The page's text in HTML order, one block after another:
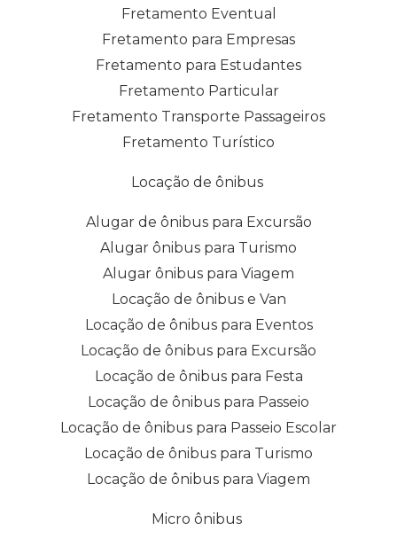
Fretamento Eventual
Fretamento para Empresas
Fretamento para Estudantes
Fretamento Particular
Fretamento Transporte Passageiros
Fretamento Turístico
Locação de ônibus
Alugar de ônibus para Excursão
Alugar ônibus para Turismo
Alugar ônibus para Viagem
Locação de ônibus e Van
Locação de ônibus para Eventos
Locação de ônibus para Excursão
Locação de ônibus para Festa
Locação de ônibus para Passeio
Locação de ônibus para Passeio Escolar
Locação de ônibus para Turismo
Locação de ônibus para Viagem
Micro ônibus